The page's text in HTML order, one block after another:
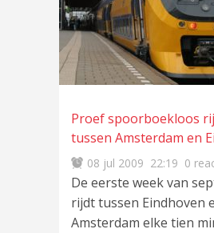
Proef spoorboekloos
tussen Amsterdam en
08 jul 2009 22:19 0
De eerste week van
rijdt tussen Eindhoven
Amsterdam elke tien